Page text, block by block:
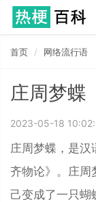
首页 网络流行语
庄周梦蝶
2023-05-18
庄周梦蝶，是汉
齐物论》。庄周
己变成了一只蝴